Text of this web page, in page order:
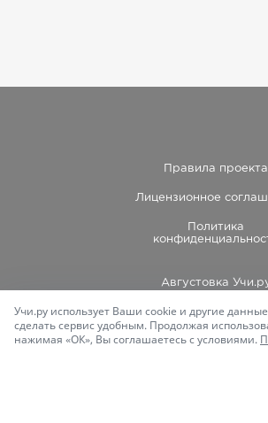
Правила проекта
Лицензионное
Политика
Августовка
Каталог школ
Подготовка к
Учи.ру использует Ваши cookie и другие
сделать сервис удобным. Продолжая
нажимая «ОК», Вы соглашаетесь с условиями.